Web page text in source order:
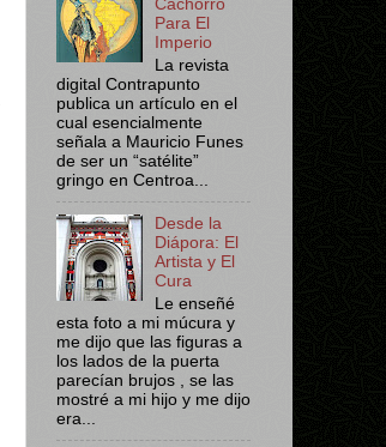
Cachorro
Para El
Imperio
La revista
digital Contrapunto
publica un artículo en el
cual esencialmente
señala a Mauricio Funes
de ser un “satélite”
gringo en Centroa...
Desde la
Diápora: El
Artista y El
Cura
Le enseñé
esta foto a mi múcura y
me dijo que las figuras a
los lados de la puerta
parecían brujos , se las
mostré a mi hijo y me dijo
era...